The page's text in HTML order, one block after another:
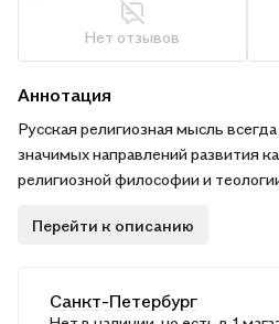
Нет отзывов
Аннотация
Русская религиозная мысль
значимых направлений развития
религиозной философии и
Именно в России религиозное
От ранних форм религиозного
Перейти к описанию
Санкт-Петербург